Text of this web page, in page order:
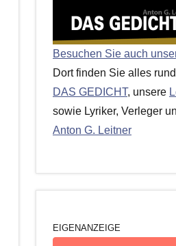
Besuchen Sie auch
Dort finden Sie alles
DAS GEDICHT, unsere
sowie Lyriker, Verleger
Anton G. Leitner
EIGENANZEIGE